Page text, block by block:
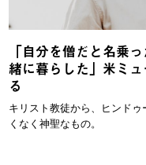
「自分を僧だと名乗
緒に暮らした」米ミ
る
キリスト教徒から、ヒンド
くなく神聖なもの。